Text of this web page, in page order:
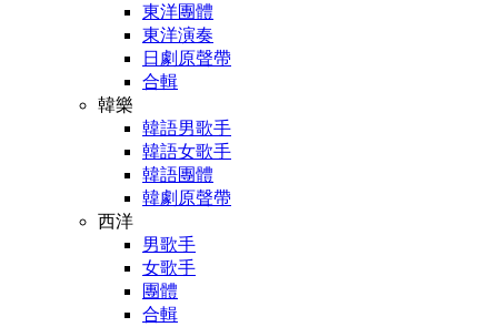
東洋團體
東洋演奏
日劇原聲帶
合輯
韓樂
韓語男歌手
韓語女歌手
韓語團體
韓劇原聲帶
西洋
男歌手
女歌手
團體
合輯